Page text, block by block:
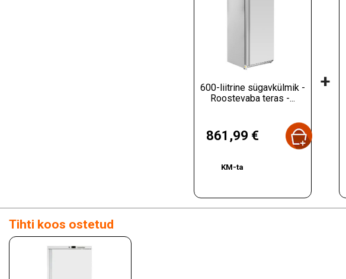
600-liitrine sügavkülmik -
Roostevaba teras -...
861,99 €
KM-ta
+
Tihti koos ostetud